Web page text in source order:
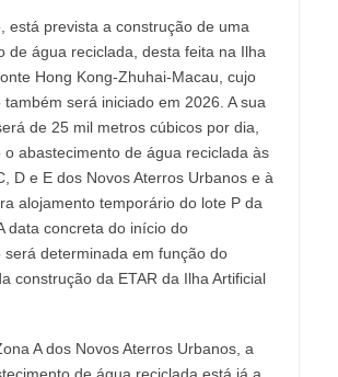
está prevista a construção de uma
de água reciclada, desta feita na Ilha
Hong Kong-Zhuhai-Macau, cujo
também será iniciado em 2026. A sua
de 25 mil metros cúbicos por dia,
o abastecimento de água reciclada às
D e E dos Novos Aterros Urbanos e à
alojamento temporário do lote P da
data concreta do início do
será determinada em função do
construção da ETAR da Ilha Artificial
A dos Novos Aterros Urbanos, a
de água reciclada está já a